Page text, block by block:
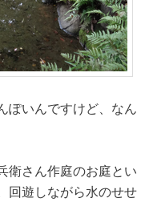
ぽいんですけど、なん
衛さん作庭のお庭とい
回遊しながら水のせせ